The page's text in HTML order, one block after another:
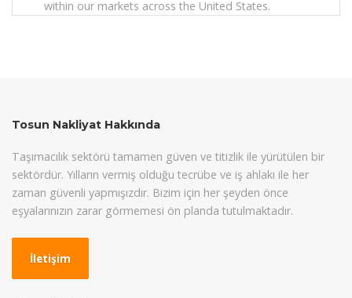
within our markets across the United States.
Tosun Nakliyat Hakkında
Taşımacılık sektörü tamamen güven ve titizlik ile yürütülen bir
sektördür. Yılların vermiş olduğu tecrübe ve iş ahlakı ile her
zaman güvenli yapmışızdır. Bizim için her şeyden önce
eşyalarınızın zarar görmemesi ön planda tutulmaktadır.
İletişim